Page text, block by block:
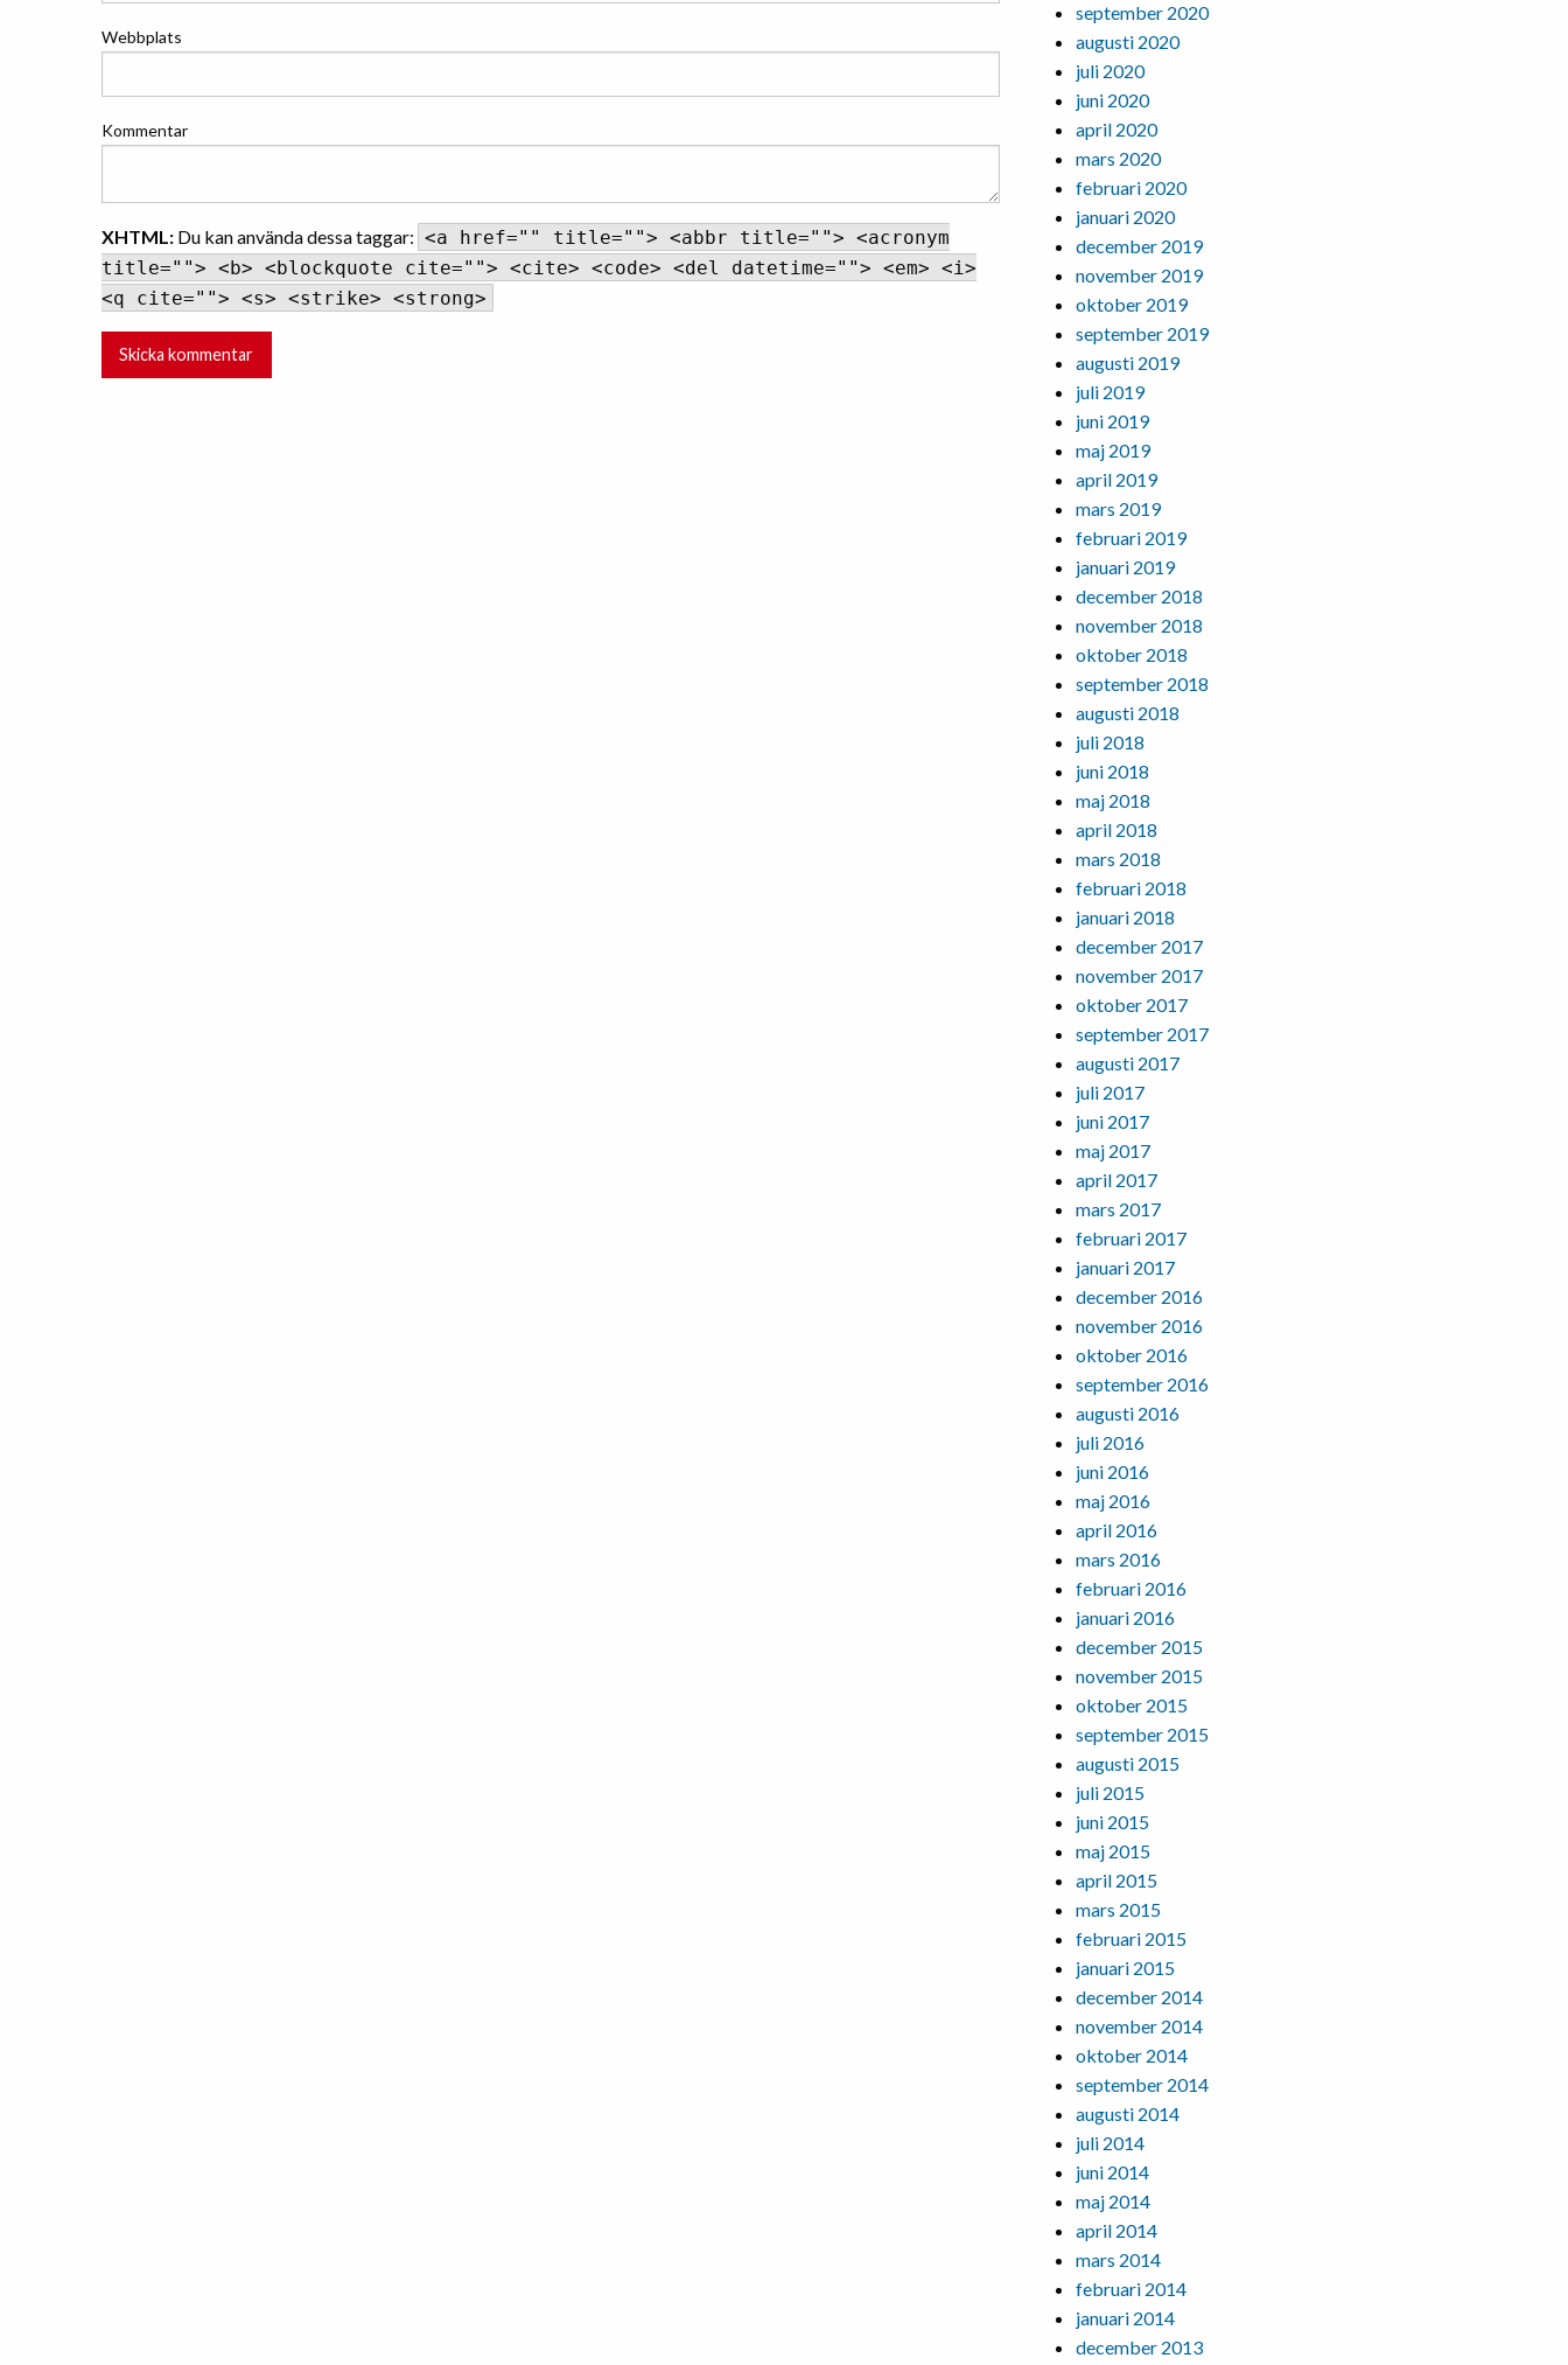
Webbplats
Kommentar
XHTML: Du kan använda dessa taggar: <a href="" title=""> <abbr title=""> <acronym
title=""> <b> <blockquote cite=""> <cite> <code> <del datetime=""> <em> <i>
<q cite=""> <s> <strike> <strong>
september 2020
augusti 2020
juli 2020
juni 2020
april 2020
mars 2020
februari 2020
januari 2020
december 2019
november 2019
oktober 2019
september 2019
augusti 2019
juli 2019
juni 2019
maj 2019
april 2019
mars 2019
februari 2019
januari 2019
december 2018
november 2018
oktober 2018
september 2018
augusti 2018
juli 2018
juni 2018
maj 2018
april 2018
mars 2018
februari 2018
januari 2018
december 2017
november 2017
oktober 2017
september 2017
augusti 2017
juli 2017
juni 2017
maj 2017
april 2017
mars 2017
februari 2017
januari 2017
december 2016
november 2016
oktober 2016
september 2016
augusti 2016
juli 2016
juni 2016
maj 2016
april 2016
mars 2016
februari 2016
januari 2016
december 2015
november 2015
oktober 2015
september 2015
augusti 2015
juli 2015
juni 2015
maj 2015
april 2015
mars 2015
februari 2015
januari 2015
december 2014
november 2014
oktober 2014
september 2014
augusti 2014
juli 2014
juni 2014
maj 2014
april 2014
mars 2014
februari 2014
januari 2014
december 2013